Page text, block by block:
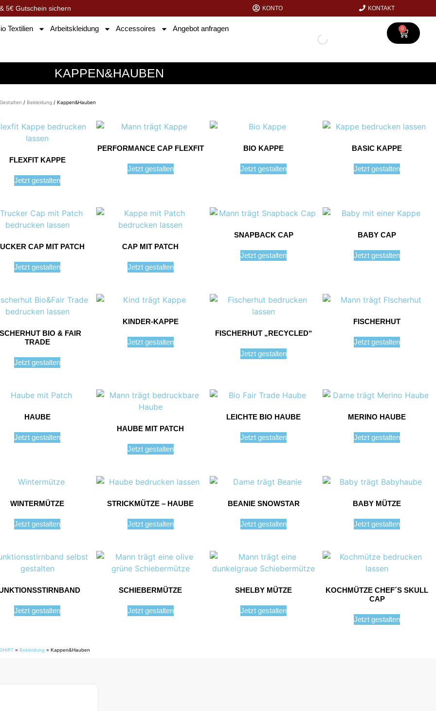
5€ Gutschein sichern KONTO KONTAKT
Textilien Arbeitskleidung Accessoires Angebot anfragen 0
KAPPEN&HAUBEN
Gestalten / Bekleidung / Kappen&Hauben
FLEXFIT KAPPE
Jetzt gestalten
PERFORMANCE CAP FLEXFIT
Jetzt gestalten
BIO KAPPE
Jetzt gestalten
BASIC KAPPE
Jetzt gestalten
CAP MIT PATCH
Jetzt gestalten
CAP MIT PATCH
Jetzt gestalten
SNAPBACK CAP
Jetzt gestalten
BABY CAP
Jetzt gestalten
BIO & FAIR
TRADE
Jetzt gestalten
KINDER-KAPPE
Jetzt gestalten
FISCHERHUT „RECYCLED“
Jetzt gestalten
FISCHERHUT
Jetzt gestalten
HAUBE
Jetzt gestalten
HAUBE MIT PATCH
Jetzt gestalten
LEICHTE BIO HAUBE
Jetzt gestalten
MERINO HAUBE
Jetzt gestalten
WINTERMÜTZE
Jetzt gestalten
STRICKMÜTZE – HAUBE
Jetzt gestalten
BEANIE SNOWSTAR
Jetzt gestalten
BABY MÜTZE
Jetzt gestalten
Jetzt gestalten
SCHIEBERMÜTZE
Jetzt gestalten
SHELBY MÜTZE
Jetzt gestalten
KOCHMÜTZE CHEF´S SKULL
CAP
Jetzt gestalten
»Bekleidung »Kappen&Hauben